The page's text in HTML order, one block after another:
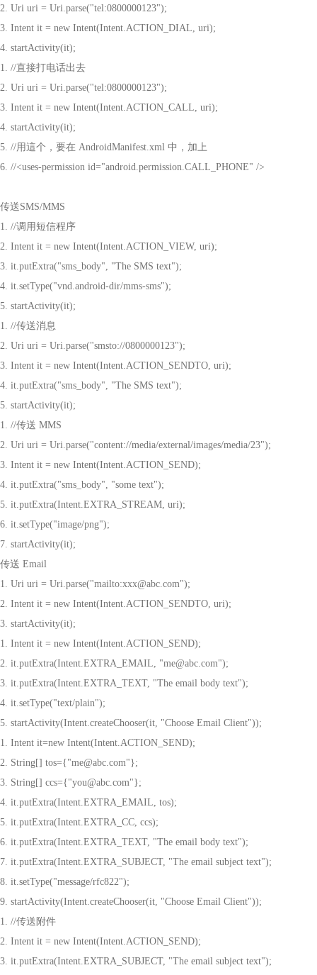
2. Uri uri = Uri.parse("tel:0800000123");
3. Intent it = new Intent(Intent.ACTION_DIAL, uri);
4. startActivity(it);
1. //直接打电话出去
2. Uri uri = Uri.parse("tel:0800000123");
3. Intent it = new Intent(Intent.ACTION_CALL, uri);
4. startActivity(it);
5. //用這个，要在 AndroidManifest.xml 中，加上
6. //<uses-permission id="android.permission.CALL_PHONE" />
传送SMS/MMS
1. //调用短信程序
2. Intent it = new Intent(Intent.ACTION_VIEW, uri);
3. it.putExtra("sms_body", "The SMS text");
4. it.setType("vnd.android-dir/mms-sms");
5. startActivity(it);
1. //传送消息
2. Uri uri = Uri.parse("smsto://0800000123");
3. Intent it = new Intent(Intent.ACTION_SENDTO, uri);
4. it.putExtra("sms_body", "The SMS text");
5. startActivity(it);
1. //传送 MMS
2. Uri uri = Uri.parse("content://media/external/images/media/23");
3. Intent it = new Intent(Intent.ACTION_SEND);
4. it.putExtra("sms_body", "some text");
5. it.putExtra(Intent.EXTRA_STREAM, uri);
6. it.setType("image/png");
7. startActivity(it);
传送 Email
1. Uri uri = Uri.parse("mailto:xxx@abc.com");
2. Intent it = new Intent(Intent.ACTION_SENDTO, uri);
3. startActivity(it);
1. Intent it = new Intent(Intent.ACTION_SEND);
2. it.putExtra(Intent.EXTRA_EMAIL, "me@abc.com");
3. it.putExtra(Intent.EXTRA_TEXT, "The email body text");
4. it.setType("text/plain");
5. startActivity(Intent.createChooser(it, "Choose Email Client"));
1. Intent it=new Intent(Intent.ACTION_SEND);
2. String[] tos={"me@abc.com"};
3. String[] ccs={"you@abc.com"};
4. it.putExtra(Intent.EXTRA_EMAIL, tos);
5. it.putExtra(Intent.EXTRA_CC, ccs);
6. it.putExtra(Intent.EXTRA_TEXT, "The email body text");
7. it.putExtra(Intent.EXTRA_SUBJECT, "The email subject text");
8. it.setType("message/rfc822");
9. startActivity(Intent.createChooser(it, "Choose Email Client"));
1. //传送附件
2. Intent it = new Intent(Intent.ACTION_SEND);
3. it.putExtra(Intent.EXTRA_SUBJECT, "The email subject text");